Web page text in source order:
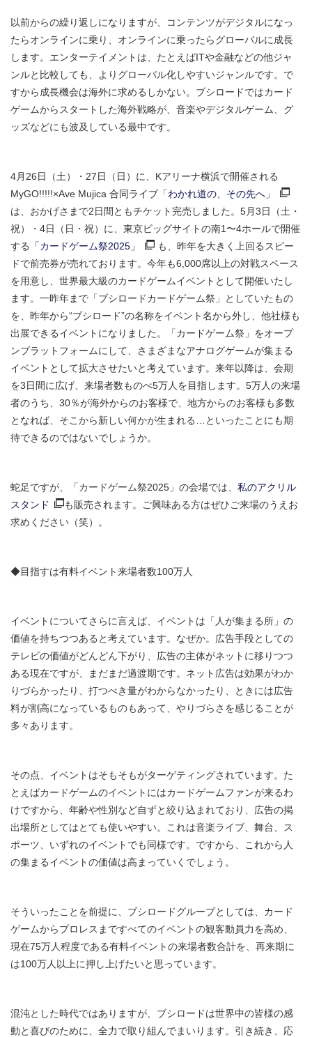
以前からの繰り返しになりますが、コンテンツがデジタルになっ
たらオンラインに乗り、オンラインに乗ったらグローバルに成長
します。エンターテイメントは、たとえばITや金融などの他ジャ
ンルと比較しても、よりグローバル化しやすいジャンルです。で
すから成長機会は海外に求めるしかない。ブシロードではカード
ゲームからスタートした海外戦略が、音楽やデジタルゲーム、グ
ッズなどにも波及している最中です。
4月26日（土）・27日（日）に、Kアリーナ横浜で開催される
MyGO!!!!!×Ave Mujica 合同ライブ 「わかれ道の、その先へ」
は、おかげさまで2日間ともチケット完売しました。5月3日（土・
祝）・4日（日・祝）に、東京ビッグサイトの南1〜4ホールで開催
する
「カードゲーム祭2025」
も、昨年を大きく上回るスピー
ドで前売券が売れております。今年も6,000席以上の対戦スペース
を用意し、世界最大級のカードゲームイベントとして開催いたし
ます。一昨年まで「ブシロードカードゲーム祭」としていたもの
を、昨年から“ブシロード”の名称をイベント名から外し、他社様も
出展できるイベントになりました。「カードゲーム祭」をオープ
ンプラットフォームにして、さまざまなアナログゲームが集まる
イベントとして拡大させたいと考えています。来年以降は、会期
を3日間に広げ、来場者数ものべ5万人を目指します。5万人の来場
者のうち、30％が海外からのお客様で、地方からのお客様も多数
となれば、そこから新しい何かが生まれる…といったことにも期
待できるのではないでしょうか。
蛇足ですが、「カードゲーム祭2025」の会場では、 私のアクリル
スタンド
も販売されます。ご興味ある方はぜひご来場のうえお
求めください（笑）。
◆目指すは有料イベント来場者数100万人
イベントについてさらに言えば、イベントは「人が集まる所」の
価値を持ちつつあると考えています。なぜか。広告手段としての
テレビの価値がどんどん下がり、広告の主体がネットに移りつつ
ある現在ですが、まだまだ過渡期です。ネット広告は効果がわか
りづらかったり、打つべき量がわからなかったり、ときには広告
料が割高になっているものもあって、やりづらさを感じることが
多々あります。
その点、イベントはそもそもがターゲティングされています。た
とえばカードゲームのイベントにはカードゲームファンが来るわ
けですから、年齢や性別など自ずと絞り込まれており、広告の掲
出場所としてはとても使いやすい。これは音楽ライブ、舞台、ス
ポーツ、いずれのイベントでも同様です。ですから、これから人
の集まるイベントの価値は高まっていくでしょう。
そういったことを前提に、ブシロードグループとしては、カード
ゲームからプロレスまですべてのイベントの観客動員力を高め、
現在75万人程度である有料イベントの来場者数合計を、再来期に
は100万人以上に押し上げたいと思っています。
混沌とした時代ではありますが、ブシロードは世界中の皆様の感
動と喜びのために、全力で取り組んでまいります。引き続き、応